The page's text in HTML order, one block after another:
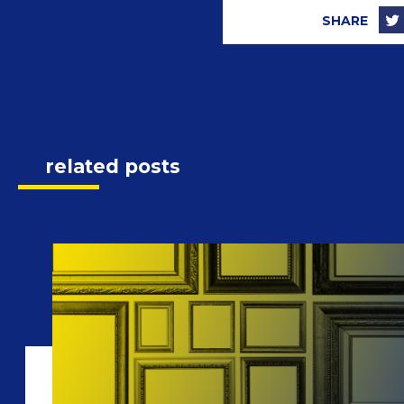
SHARE
related posts